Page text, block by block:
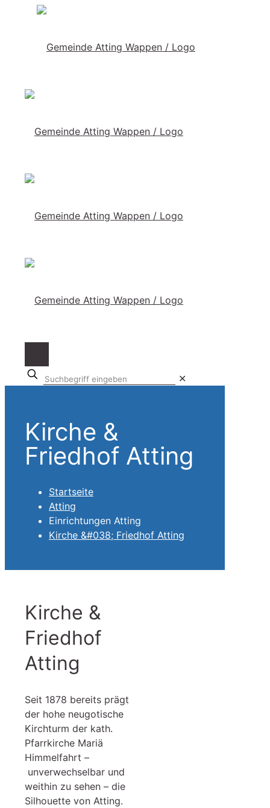
Suchbegriff
eingeben
✕
Kirche &
Friedhof Atting
Startseite
Atting
Einrichtungen Atting
Kirche &#038; Friedhof Atting
Kirche &
Friedhof
Atting
Seit 1878 bereits prägt
der hohe neugotische
Kirchturm der kath.
Pfarrkirche Mariä
Himmelfahrt –
unverwechselbar und
weithin zu sehen – die
Silhouette von Atting.